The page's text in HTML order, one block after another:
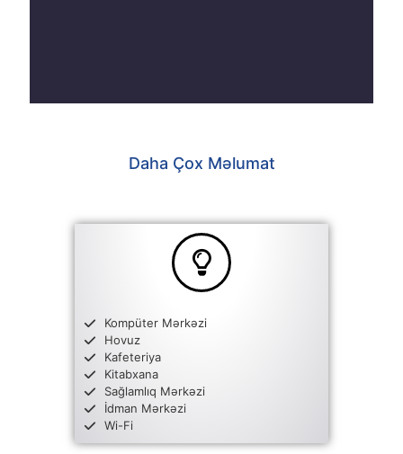
Daha Çox Məlumat
Kompüter Mərkəzi
Hovuz
Kafeteriya
Kitabxana
Sağlamlıq Mərkəzi
İdman Mərkəzi
Wi-Fi